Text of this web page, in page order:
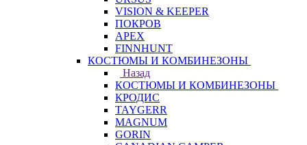
VISION & KEEPER
ПОКРОВ
APEX
FINNHUNT
КОСТЮМЫ И КОМБИНЕЗОНЫ
Назад
КОСТЮМЫ И КОМБИНЕЗОНЫ
КРОДИС
TAYGERR
MAGNUM
GORIN